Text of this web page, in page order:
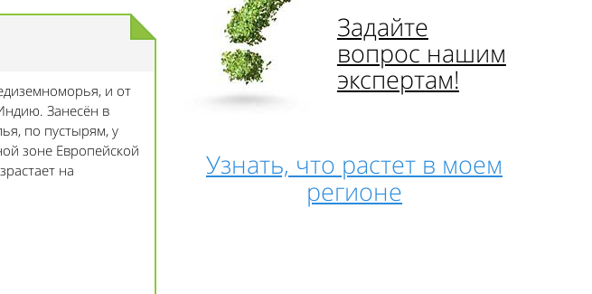
и от
Занесён в
по пустырям, у
зоне Европейской
на
Задайте
вопрос нашим
экспертам!
Узнать, что растет в моем
регионе